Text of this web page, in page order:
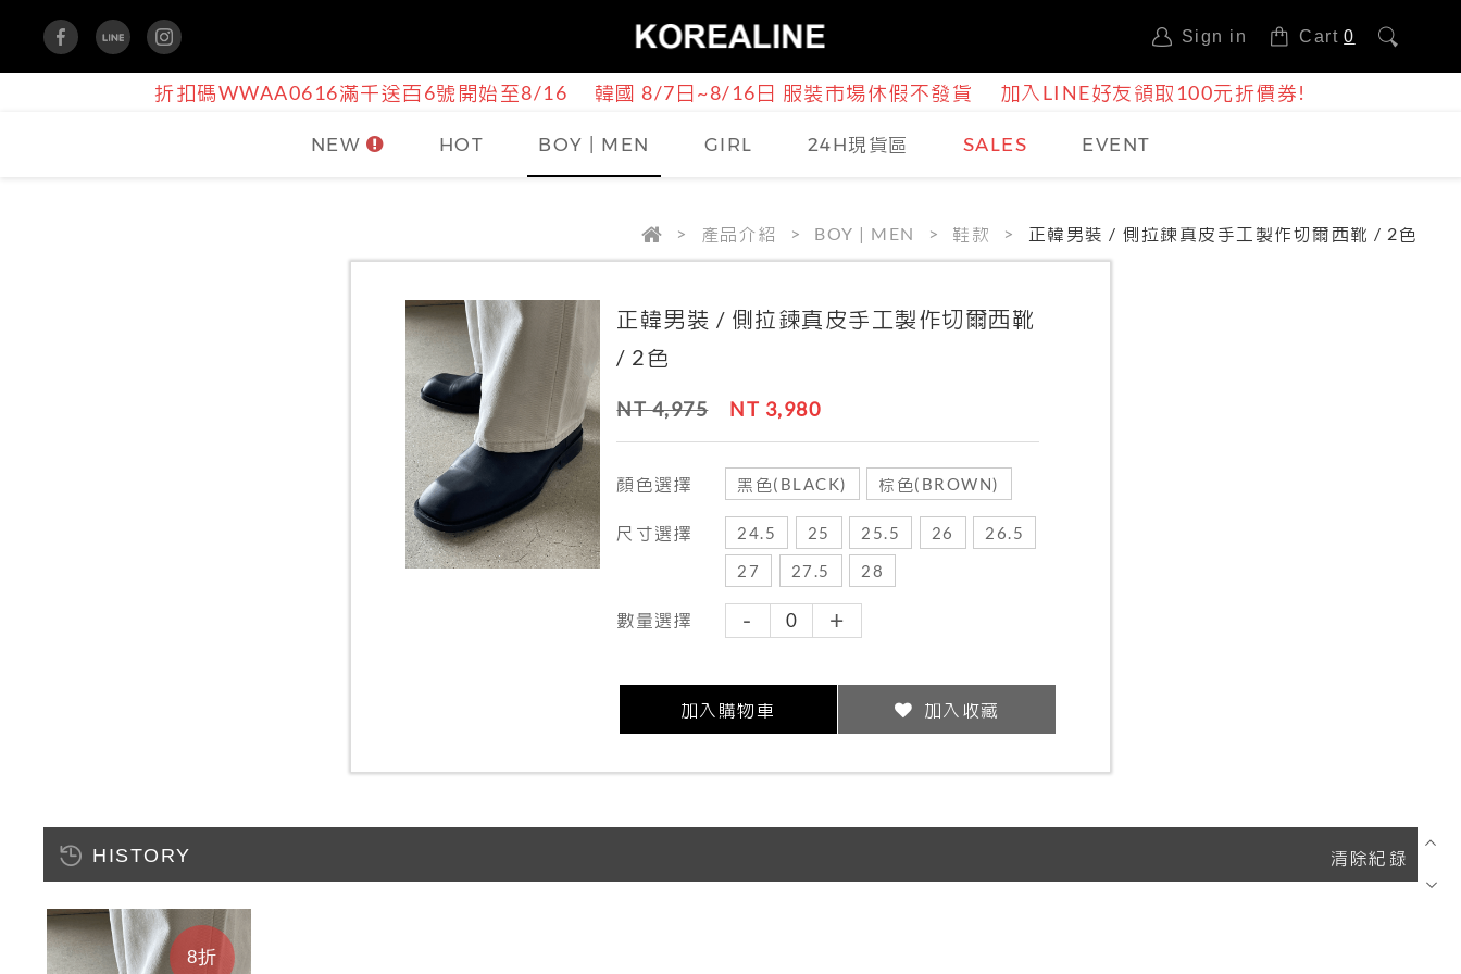
Sign in Cart 0
折扣碼WWAA0616滿千送百6號開始至8/16 韓國 8/7日~8/16日 服裝市場休假不發貨 加入LINE好友領取100元折價券!
NEW HOT BOY | MEN GIRL 24H現貨區 SALES EVENT
產品介紹 BOY | MEN 鞋款 正韓男裝 / 側拉鍊真皮手工製作切爾西靴 / 2色
正韓男裝 / 側拉鍊真皮手工製作切爾西靴
/ 2色
NT 4,975 NT 3,980
顏色選擇 黑色(BLACK) 棕色(BROWN)
尺寸選擇 24.5 25 25.5 26 26.5
27 27.5 28
數量選擇 - +
加入購物車 加入收藏
HISTORY
8折
清除紀錄